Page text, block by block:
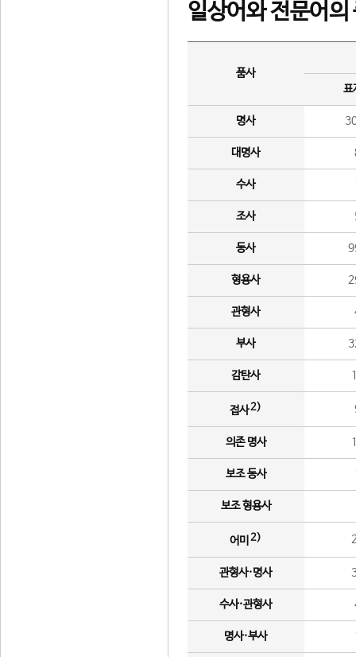
일상어와 전문어의
품사
표
명사
대명사
수사
조사
동사
형용사
관형사
부사
감탄사
접사2)
의존 명사
보조 동사
보조 형용사
어미 2)
관형사·명사
수사·관형사
명사·부사